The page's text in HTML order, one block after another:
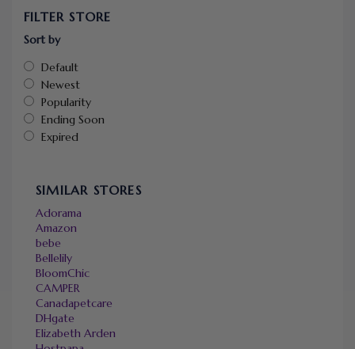
FILTER STORE
Sort by
Default
Newest
Popularity
Ending Soon
Expired
SIMILAR STORES
Adorama
Amazon
bebe
Bellelily
BloomChic
CAMPER
Canadapetcare
DHgate
Elizabeth Arden